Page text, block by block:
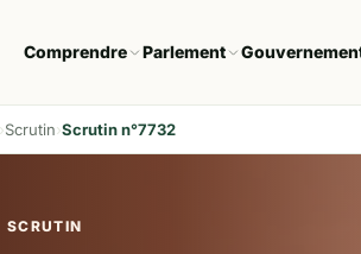
Comprendre Parlement
Scrutin Scrutin n°7732
SCRUTIN